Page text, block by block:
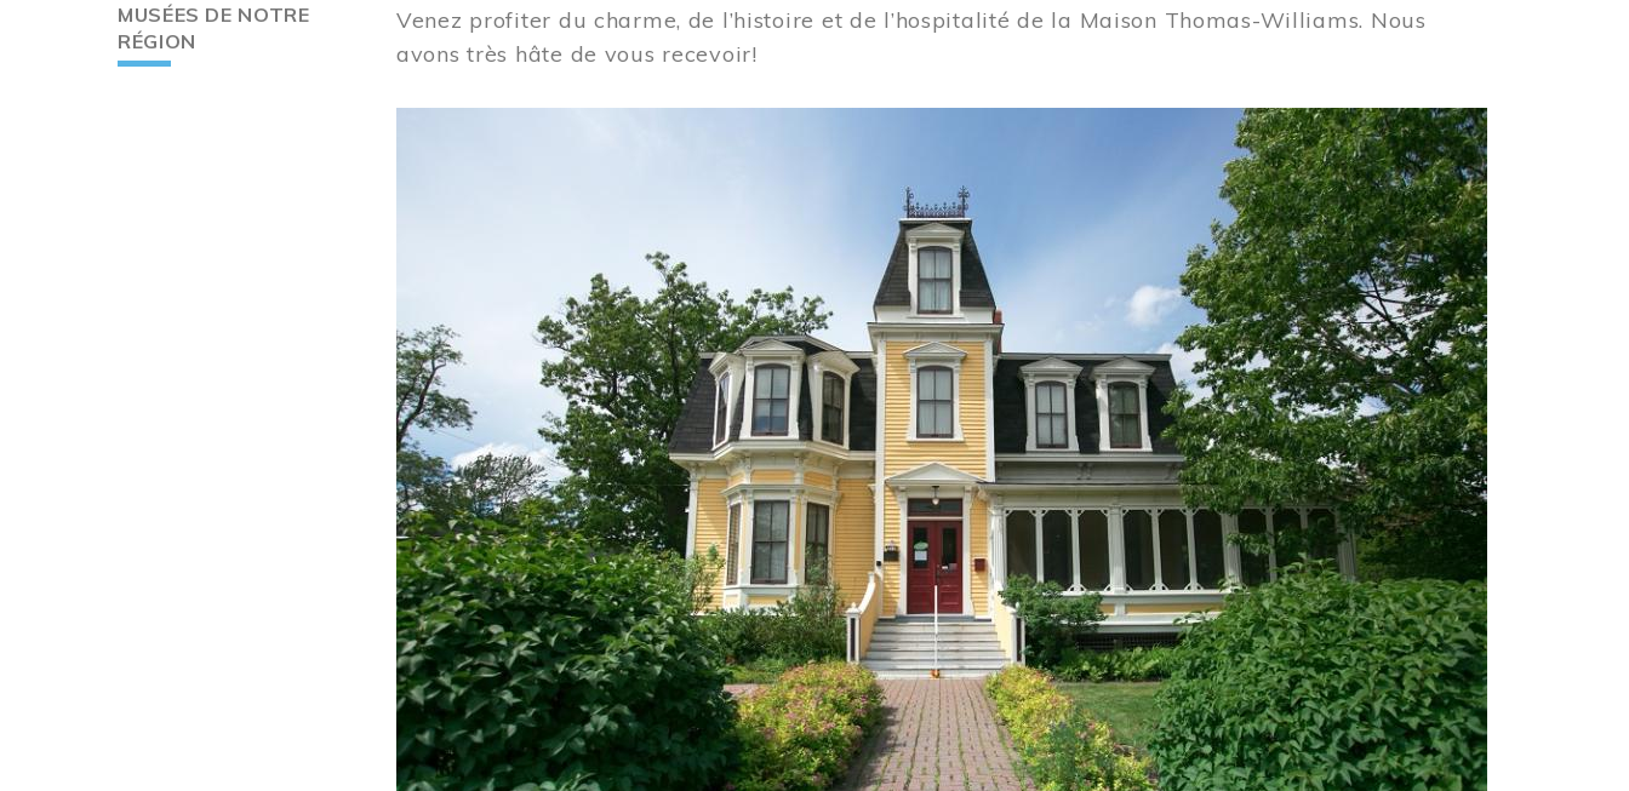
MUSÉES DE NOTRE
RÉGION
Venez profiter du charme, de l’histoire et de l’hospitalité de la Maison Thomas-Williams. Nous
avons très hâte de vous recevoir!